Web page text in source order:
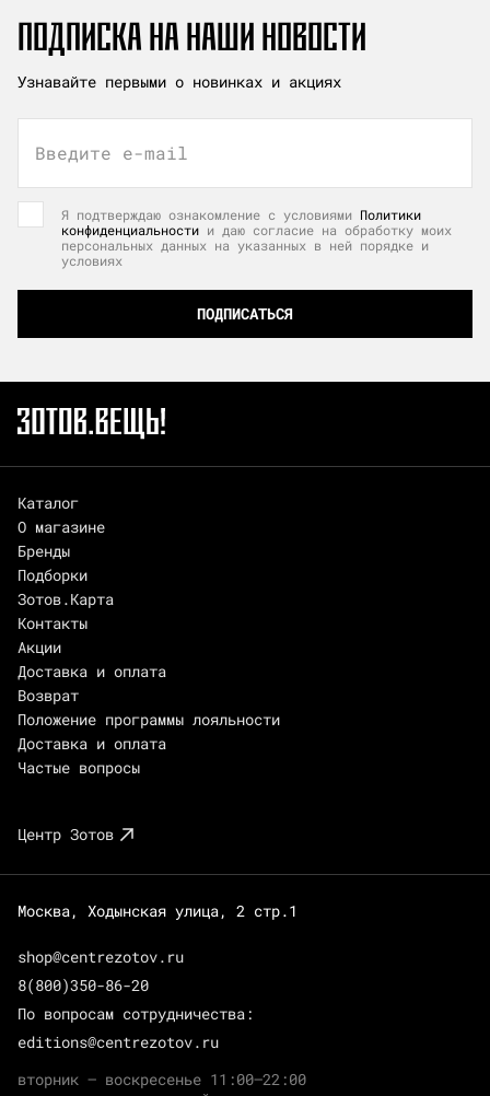
ПОДПИСКА НА НАШИ НОВОСТИ
Узнавайте первыми о новинках и акциях
Введите e-mail
Я подтверждаю ознакомление с условиями Политики
конфиденциальности и даю согласие на обработку моих
персональных данных на указанных в ней порядке и
условиях
ПОДПИСАТЬСЯ
Каталог
О магазине
Бренды
Подборки
Зотов.Карта
Контакты
Акции
Доставка и оплата
Возврат
Положение программы лояльности
Доставка и оплата
Частые вопросы
Центр Зотов
Москва, Ходынская улица, 2 стр.1
shop@centrezotov.ru
8(800)350-86-20
По вопросам сотрудничества:
editions@centrezotov.ru
вторник — воскресенье 11:00–22:00